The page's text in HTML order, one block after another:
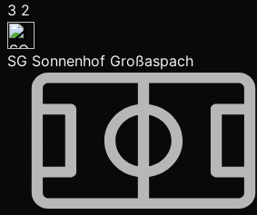
3 2
SG Sonnenhof Großaspach